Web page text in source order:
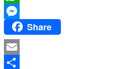
WhatsApp
MessengerShare
Email